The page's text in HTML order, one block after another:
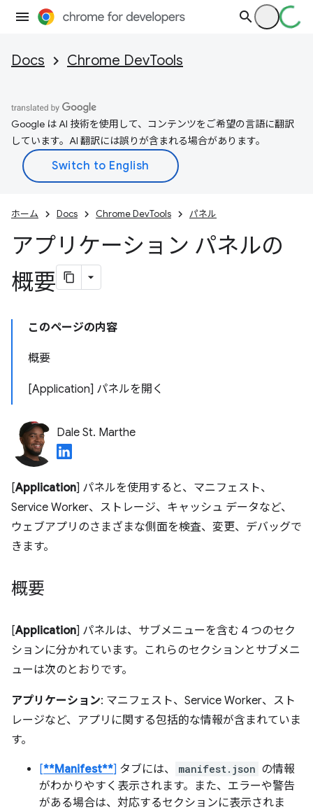
Docs Chrome DevTools
Google は AI 技術を使用して、コンテンツをご希望の言語に翻訳
しています。AI 翻訳には誤りが含まれる場合があります。
ホーム Docs Chrome DevTools パネル
アプリケーション パネルの
概要
このページの内容
概要
[Application] パネルを開く
Dale St. Marthe
[Application] パネルを使用すると、マニフェスト、
Service Worker、ストレージ、キャッシュ データなど、
ウェブアプリのさまざまな側面を検査、変更、デバッグで
きます。
概要
[Application] パネルは、サブメニューを含む 4 つのセク
ションに分かれています。これらのセクションとサブメニ
ューは次のとおりです。
アプリケーション: マニフェスト、Service Worker、スト
レージなど、アプリに関する包括的な情報が含まれていま
す。
[**Manifest**] タブには、 manifest.json の情報
がわかりやすく表示されます。また、エラーや警告
がある場合は、対応するセクションに表示されま